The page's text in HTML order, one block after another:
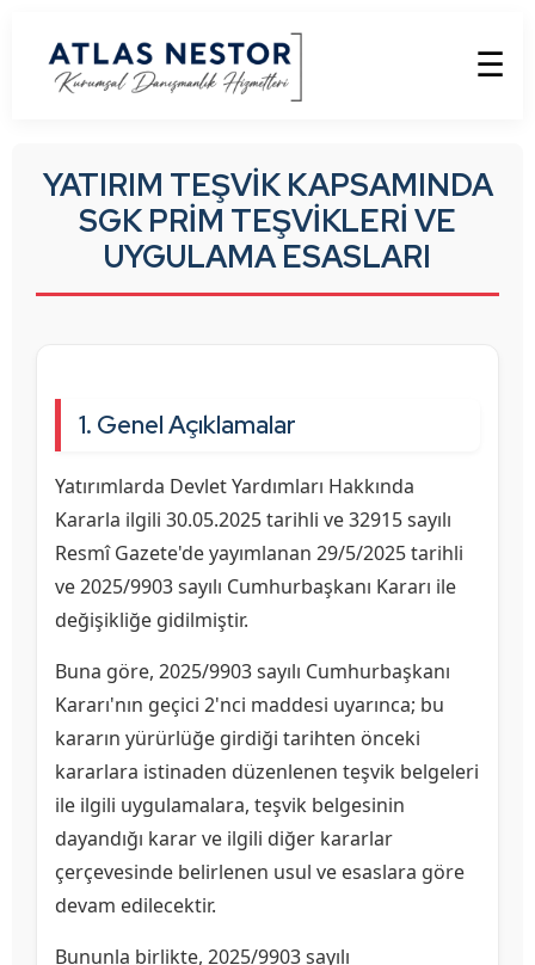
☰
YATIRIM TEŞVİK KAPSAMINDA
SGK PRİM TEŞVİKLERİ VE
UYGULAMA ESASLARI
1. Genel Açıklamalar
Yatırımlarda Devlet Yardımları Hakkında
Kararla ilgili 30.05.2025 tarihli ve 32915 sayılı
Resmî Gazete'de yayımlanan 29/5/2025 tarihli
ve 2025/9903 sayılı Cumhurbaşkanı Kararı ile
değişikliğe gidilmiştir.
Buna göre, 2025/9903 sayılı Cumhurbaşkanı
Kararı'nın geçici 2'nci maddesi uyarınca; bu
kararın yürürlüğe girdiği tarihten önceki
kararlara istinaden düzenlenen teşvik belgeleri
ile ilgili uygulamalara, teşvik belgesinin
dayandığı karar ve ilgili diğer kararlar
çerçevesinde belirlenen usul ve esaslara göre
devam edilecektir.
Bununla birlikte, 2025/9903 sayılı